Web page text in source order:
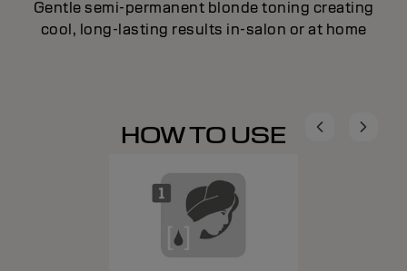
Gentle semi-permanent blonde toning creating
cool, long-lasting results in-salon or at home
HOW TO USE